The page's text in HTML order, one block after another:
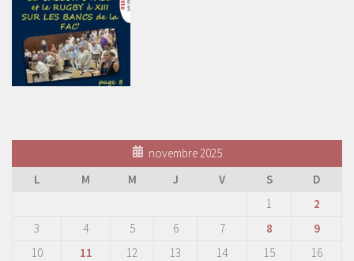
novembre 2025
L
M M J V S
D
1
2
3
4 5 6 7 8
9
10
11 12 13 14 15
16